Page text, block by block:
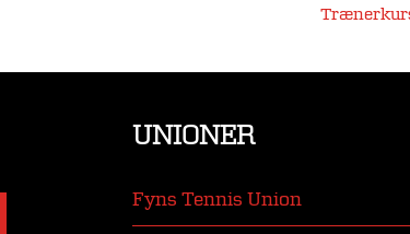
UNIONER
Fyns Tennis Union